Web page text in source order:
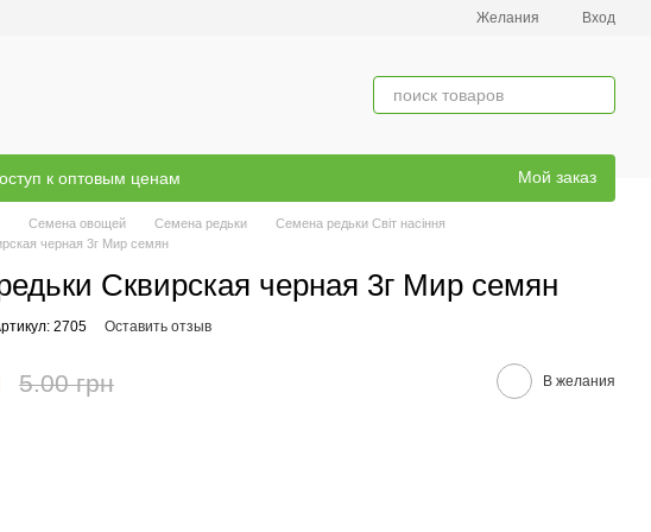
Желания Вход
к оптовым ценам
Мой заказ
Семена овощей Семена редьки
Семена редьки Світ насіння
черная 3г Мир семян
Сквирская черная 3г Мир семян
2705 Оставить отзыв
5.00 грн В желания